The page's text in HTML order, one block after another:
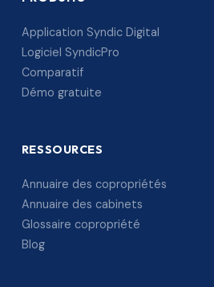
Application Syndic Digital
Logiciel SyndicPro
Comparatif
Démo gratuite
RESSOURCES
Annuaire des copropriétés
Annuaire des cabinets
Glossaire copropriété
Blog